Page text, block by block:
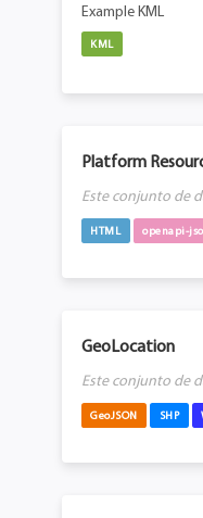
Example KML
KML
Platform
Este conjunto de
HTML openapi-
GeoLocation
Este conjunto de
GeoJSON SHP